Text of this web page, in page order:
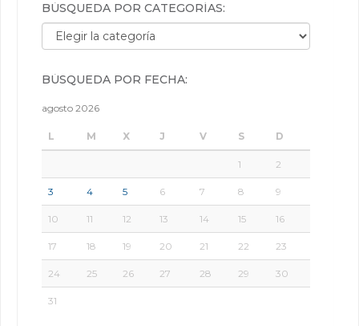
BÚSQUEDA POR CATEGORÍAS:
Búsqueda por categorías:
BÚSQUEDA POR FECHA:
agosto 2026
L M X J V S D
1 2
3 4 5 6 7 8 9
10 11 12 13 14 15 16
17 18 19 20 21 22 23
24 25 26 27 28 29 30
31